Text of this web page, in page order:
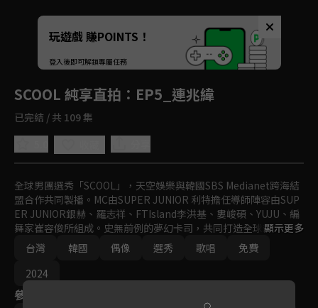
Unmute
如有不便請見諒
玩遊戲 賺POINTS！
登入後即可解鎖專屬任務
SCOOL 純享直拍 ：EP5_連兆緯
已完結 / 共 109 集
全球男團選秀「SCOOL」，天空娛樂與韓國SBS Medianet跨海結
盟合作共同製播。MC由SUPER JUNIOR 利特擔任導師陣容由SUP
ER JUNIOR銀赫、羅志祥、FTIsland李洪基、婁峻碩、YUJU、編
舞家崔容俊所組成。史無前例的夢幻卡司，共同打造全球新指標偶
像男團。
顯示更多
台灣
韓國 偶像 選秀 歌唱
免費
2024
參與演員